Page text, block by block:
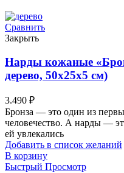
Сравнить
Закрыть
Нарды кожаные
дерево, 50х25х5 см)
3.490 ₽
Бронза — это один из
человечество. А нарды —
ей увлекались
Добавить в список желаний
В корзину
Быстрый Просмотр